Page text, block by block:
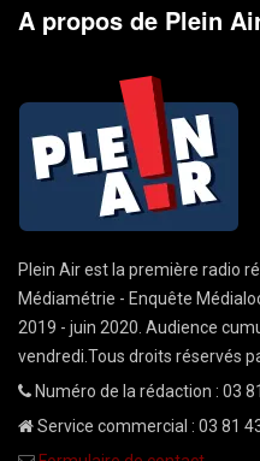
A propos de Plein
Plein Air est la première radio
Médiamétrie - Enquête
2019 - juin 2020. Audience
vendredi.Tous droits réservés
Numéro de la rédaction : 03
Service commercial : 03 81